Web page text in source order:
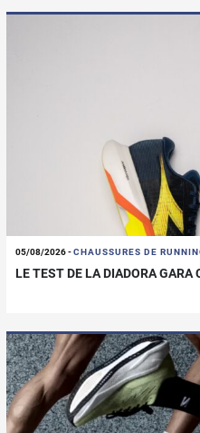
05/08/2026-CHAUSSURES DE
LE TEST DE LA DIADORA GARA